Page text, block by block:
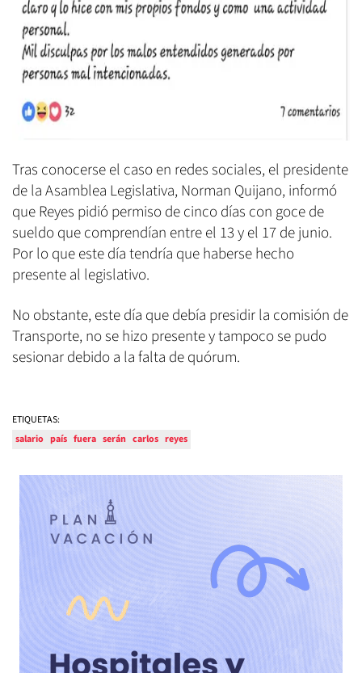
Tras conocerse el caso en redes sociales, el presidente
de la Asamblea Legislativa, Norman Quijano, informó
que Reyes pidió permiso de cinco días con goce de
sueldo que comprendían entre el 13 y el 17 de junio.
Por lo que este día tendría que haberse hecho
presente al legislativo.
No obstante, este día que debía presidir la comisión de
Transporte, no se hizo presente y tampoco se pudo
sesionar debido a la falta de quórum.
ETIQUETAS:
salario país fuera serán carlos reyes